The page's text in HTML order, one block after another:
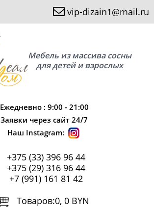
vip-dizain1@mail.ru
Мебель из массива сосны
для детей и взрослых
Ежедневно : 9:00 - 21:00
Заявки через сайт 24/7
Наш Instagram:
+375 (33) 396 96 44
+375 (29) 316 96 44
+7 (991) 161 81 42
Tоваров:0, 0 BYN